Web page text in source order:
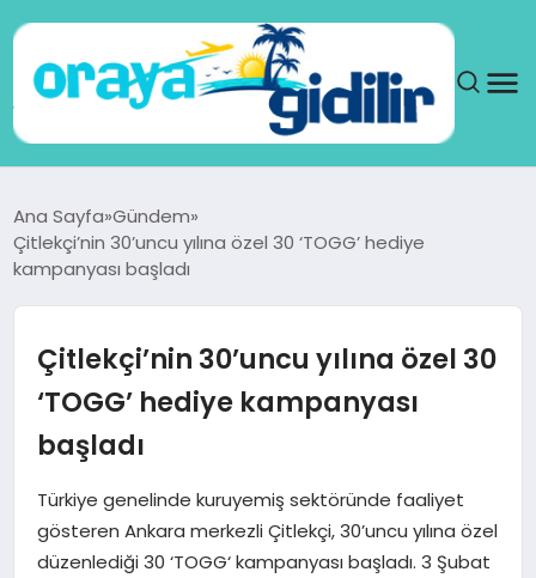
SAĞLIK
SEYAHAT
TEKNOLOJI
YAŞAM
Ana Sayfa Gündem
Çitlekçi’nin 30’uncu yılına özel 30 ‘TOGG’ hediye
kampanyası başladı
Çitlekçi’nin 30’uncu yılına özel 30
‘TOGG’ hediye kampanyası
başladı
Türkiye genelinde kuruyemiş sektöründe faaliyet
gösteren Ankara merkezli Çitlekçi, 30’uncu yılına özel
düzenlediği 30 ‘TOGG‘ kampanyası başladı. 3 Şubat